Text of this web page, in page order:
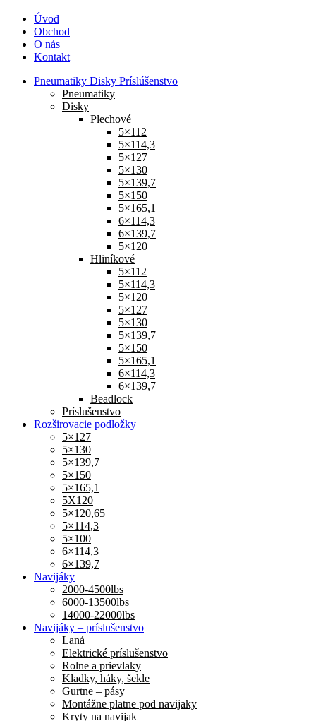
Úvod
Obchod
O nás
Kontakt
Pneumatiky Disky Príslúšenstvo
Pneumatiky
Disky
Plechové
5×112
5×114,3
5×127
5×130
5×139,7
5×150
5×165,1
6×114,3
6×139,7
5×120
Hliníkové
5×112
5×114,3
5×120
5×127
5×130
5×139,7
5×150
5×165,1
6×114,3
6×139,7
Beadlock
Príslušenstvo
Rozširovacie podložky
5×127
5×130
5×139,7
5×150
5×165,1
5X120
5×120,65
5×114,3
5×100
6×114,3
6×139,7
Navijáky
2000-4500lbs
6000-13500lbs
14000-22000lbs
Navijáky – príslušenstvo
Laná
Elektrické príslušenstvo
Rolne a prievlaky
Kladky, háky, šekle
Gurtne – pásy
Montážne platne pod navijaky
Kryty na navijak